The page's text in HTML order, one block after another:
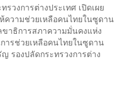
วงการต่างประเทศ เปิดเผย
วามช่วยเหลือคนไทยในซูดาน
าธิการสภาความมั่นคงแห่ง
ารช่วยเหลือคนไทยในซูดาน
รองปลัดกระทรวงการต่าง